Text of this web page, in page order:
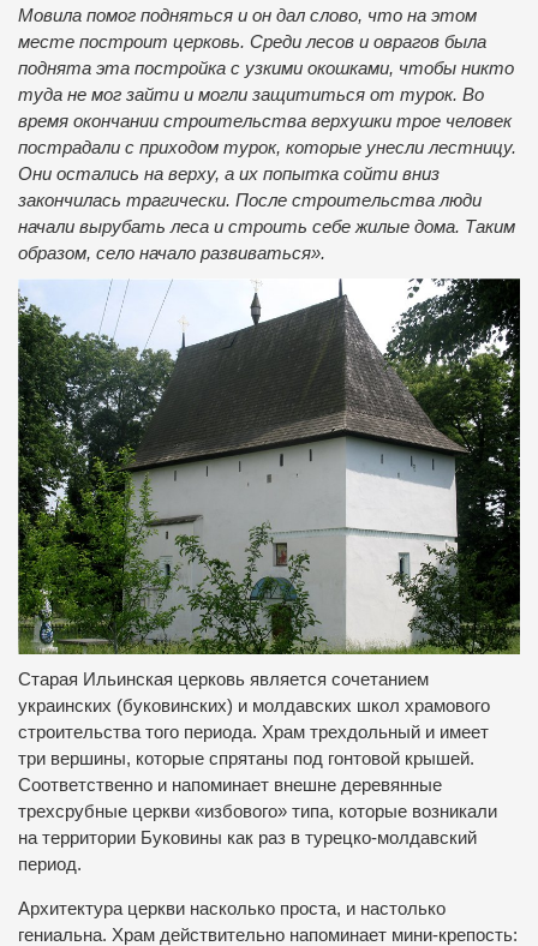
Мовила помог подняться и он дал слово, что на этом
месте построит церковь. Среди лесов и оврагов была
поднята эта постройка с узкими окошками, чтобы никто
туда не мог зайти и могли защититься от турок. Во
время окончании строительства верхушки трое человек
пострадали с приходом турок, которые унесли лестницу.
Они остались на верху, а их попытка сойти вниз
закончилась трагически. После строительства люди
начали вырубать леса и строить себе жилые дома. Таким
образом, село начало развиваться».
Старая Ильинская церковь является сочетанием
украинских (буковинских) и молдавских школ храмового
строительства того периода. Храм трехдольный и имеет
три вершины, которые спрятаны под гонтовой крышей.
Соответственно и напоминает внешне деревянные
трехсрубные церкви «избового» типа, которые возникали
на территории Буковины как раз в турецко-молдавский
период.
Архитектура церкви насколько проста, и настолько
гениальна. Храм действительно напоминает мини-крепость: